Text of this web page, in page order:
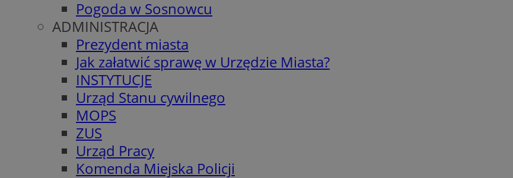
Pogoda w Sosnowcu
ADMINISTRACJA
Prezydent miasta
Jak załatwić sprawę w Urzędzie Miasta?
INSTYTUCJE
Urząd Stanu cywilnego
MOPS
ZUS
Urząd Pracy
Komenda Miejska Policji